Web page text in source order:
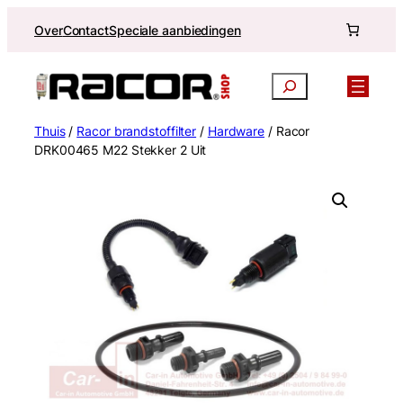
inhoud
OverContactSpeciale aanbiedingen
Zoekopdracht
Thuis/ Racor brandstoffilter / Hardware / Racor
DRK00465 M22 Stekker 2 Uit